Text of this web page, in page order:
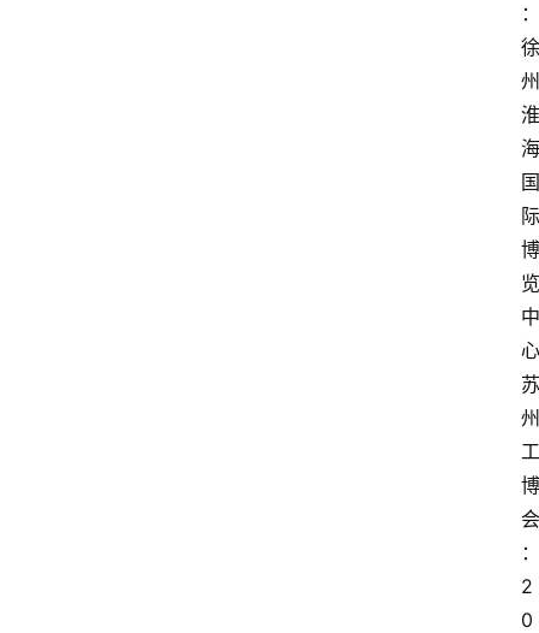
：
徐
州
淮
海
国
际
博
览
中
心
苏
州
工
博
会
：
2
0